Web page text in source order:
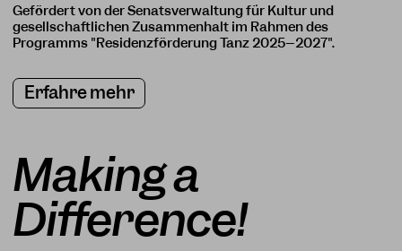
Gefördert von der Senatsverwaltung für Kultur und
gesellschaftlichen Zusammenhalt im Rahmen des
Programms "Residenzförderung Tanz 2025–2027".
Erfahre mehr
Making a
Difference!